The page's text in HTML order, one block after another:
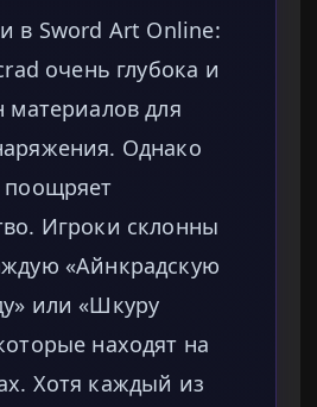
в Sword Art Online:
очень глубока и
материалов для
Однако
поощряет
Игроки склонны
«Айнкрадскую
или «Шкуру
находят на
Хотя каждый из